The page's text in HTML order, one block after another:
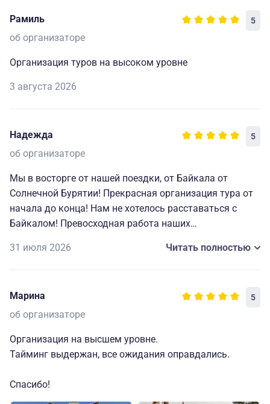
Рамиль 5
об организаторе
Организация туров на высоком уровне
3 августа 2026
Надежда 5
об организаторе
Мы в восторге от нашей поездки, от Байкала от
Солнечной Бурятии! Прекрасная организация тура от
начала до конца! Нам не хотелось расставаться с
Байкалом! Превосходная работа наших
Дарья! Мы влюблены в Галину Петровну и Александра
этого священного моря, спасибо Вам огромное!
31 июля 2026 Читать полностью
Марина 5
об организаторе
Организация на высшем уровне.
Тайминг выдержан, все ожидания оправдались.
Спасибо!